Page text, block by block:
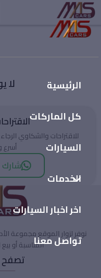
الرئيسية
كل الماركات
السيارات
الخدمات
اخر اخبار السيارات
تواصل معنا
لا
للاقتراحات والشكاوي
شارك
نوفر لزوار الموقع مجموعة
المناسبة أو
تصفح